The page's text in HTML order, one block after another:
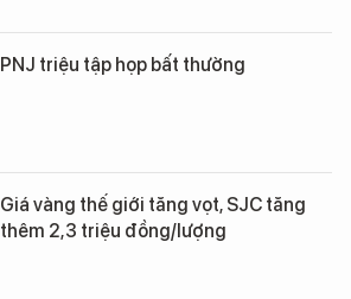
PNJ triệu tập họp bất thường
Giá vàng thế giới tăng vọt, SJC tăng
thêm 2,3 triệu đồng/lượng